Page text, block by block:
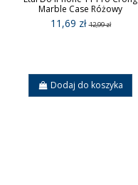
Marble Case Różowy
11,69 zł12,99 zł
Dodaj do koszyka